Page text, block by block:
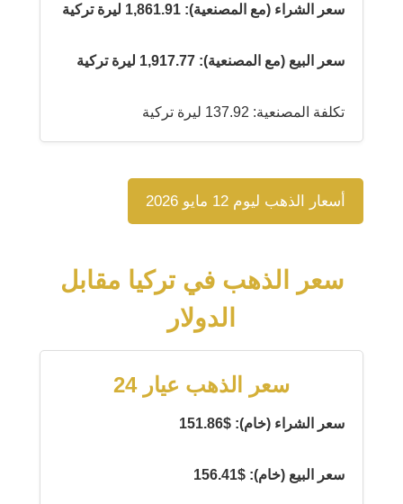
سعر الشراء (مع المصنعية): 1,861.91 ليرة تركية
سعر البيع (مع المصنعية): 1,917.77 ليرة تركية
تكلفة المصنعية: 137.92 ليرة تركية
أسعار الذهب ليوم 12 مايو 2026
سعر الذهب في تركيا مقابل
الدولار
سعر الذهب عيار 24
سعر الشراء (خام): $151.86
سعر البيع (خام): $156.41